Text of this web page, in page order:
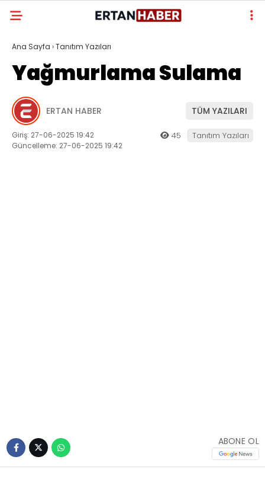
Ana Sayfa ›Tanıtım Yazıları
Yağmurlama Sulama
ERTAN HABER TÜM YAZILARI
Giriş: 27-06-2025 19:42
Güncelleme: 27-06-2025 19:42
45 Tanıtım Yazıları
ABONE OL